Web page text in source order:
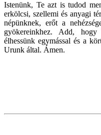
Istenünk, Te azt is tudod
erkölcsi, szellemi és anyagi
népünknek, erőt a
gyökereinkhez. Add, hogy
élhessünk egymással és a
Urunk által. Ámen.